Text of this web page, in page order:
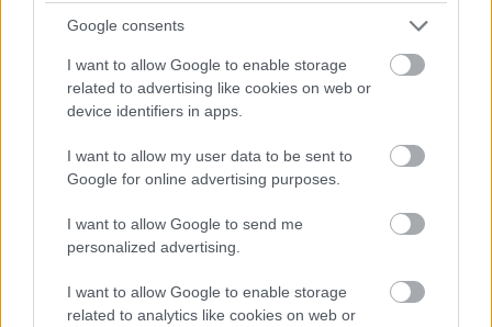
Google consents
I want to allow Google to enable storage
related to advertising like cookies on web or
device identifiers in apps.
I want to allow my user data to be sent to
Google for online advertising purposes.
I want to allow Google to send me
personalized advertising.
I want to allow Google to enable storage
related to analytics like cookies on web or
Paks paksi atomerőmű Paks II. Atomerőmű Zrt.